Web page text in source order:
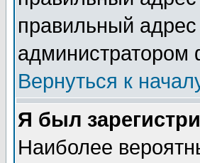
правильный
администратором
Вернуться к
Я был
Наиболее